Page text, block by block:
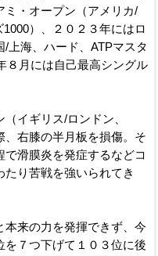
ミ・オープン（アメリカ/
）、２０２３年にはロ
上海、ハード、ATPマスタ
８月には自己最高シングル
イギリス/ロンドン、
右膝の半月板を損傷。そ
滑膜炎を発症するなどコ
り苦戦を強いられてき
本来の力を発揮できず、今
を７つ下げて１０３位に後